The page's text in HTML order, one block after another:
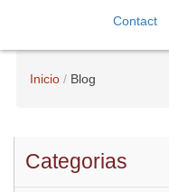
Contact
Inicio Blog
Categorias